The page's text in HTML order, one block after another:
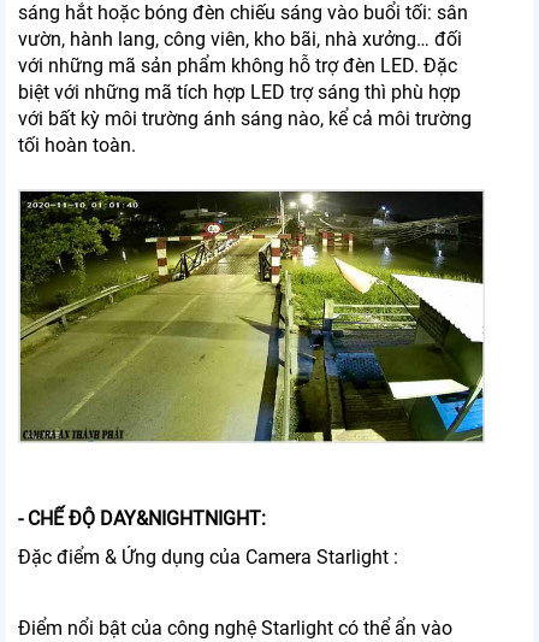
sáng hắt hoặc bóng đèn chiếu sáng vào buổi tối: sân
vườn, hành lang, công viên, kho bãi, nhà xưởng… đối
với những mã sản phẩm không hỗ trợ đèn LED. Đặc
biệt với những mã tích hợp LED trợ sáng thì phù hợp
với bất kỳ môi trường ánh sáng nào, kể cả môi trường
tối hoàn toàn.
- CHẾ ĐỘ DAY&NIGHTNIGHT:
Đặc điểm & Ứng dụng của Camera Starlight :
Điểm nổi bật của công nghệ Starlight có thể ẩn vào